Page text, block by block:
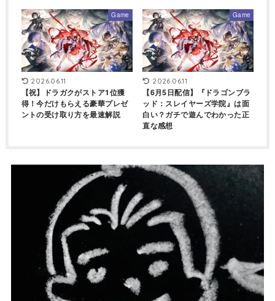
Game
2026.06.11
【祝】ドラガクがストア1位獲
得！今だけもらえる豪華プレゼ
ントの受け取り方を最速解説
Game
2026.06.11
【6月5日配信】『ドラゴンブラ
ッド：スレイヤーズ学院』は面
白い？ガチで遊んでわかった正
直な感想